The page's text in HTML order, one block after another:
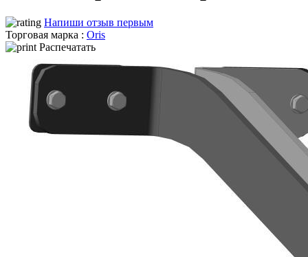
Напиши отзыв первым
Торговая марка : Oris
Распечатать